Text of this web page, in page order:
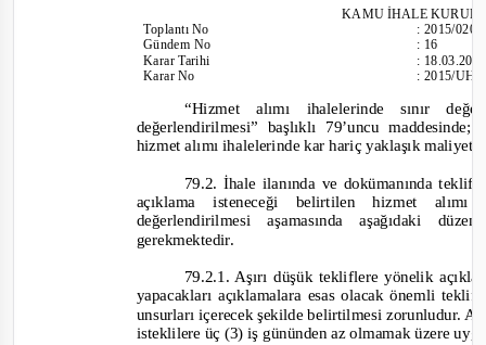
KAMU İHALE
ToplantıNo
Gündem No
Karar Tarihi
Karar No
:2015/020
: 16
:
:2015/
“Hizmet alımı ihalelerinde sınır
değerlendirilmesi” başlıklı 79’uncu maddesinde;
hizmet alımı ihalelerinde kar hariç yaklaşık
79.2. İhale ilanında ve dokümanında
açıklama isteneceği belirtilen hizmet
değerlendirilmesi aşamasında aşağıdaki
gerekmektedir.
79.2.1. Aşırı düşük tekliflere yönelik
yapacakları açıklamalara esas olacak önemli
unsurları içerecek şekilde belirtilmesi zorunludur.
isteklilere üç (3) iş gününden az olmamak üzere